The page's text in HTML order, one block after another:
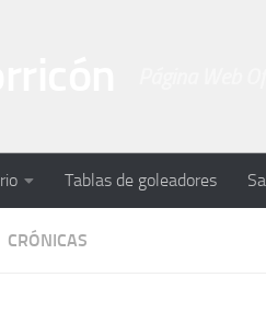
Tablas de goleadores
CRÓNICAS